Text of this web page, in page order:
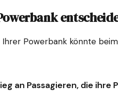
Powerbank könnte
an Passagieren, die ihre